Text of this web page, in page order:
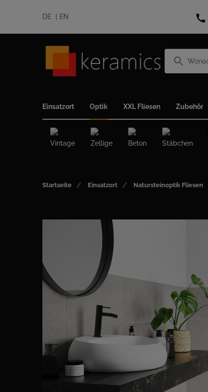
EN
DE call
search
Einsatzort Optik XXL Fliesen Zubehör
Vintage Zellige Beton Stäbchen
Startseite Einsatzort Natursteinoptik Fliesen